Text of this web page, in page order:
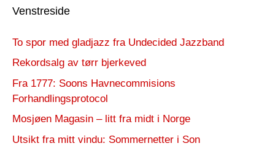
Venstreside
To spor med gladjazz fra Undecided Jazzband
Rekordsalg av tørr bjerkeved
Fra 1777: Soons Havnecommisions
Forhandlingsprotocol
Mosjøen Magasin – litt fra midt i Norge
Utsikt fra mitt vindu: Sommernetter i Son